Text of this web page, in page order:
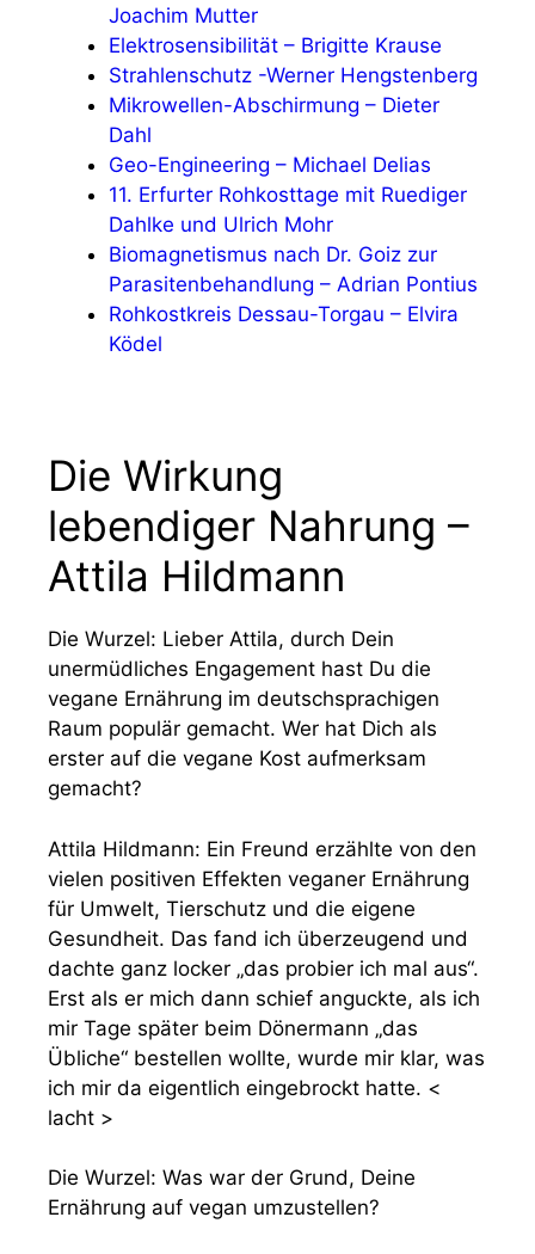
Joachim Mutter
Elektrosensibilität – Brigitte Krause
Strahlenschutz -Werner Hengstenberg
Mikrowellen-Abschirmung – Dieter
Dahl
Geo-Engineering – Michael Delias
11. Erfurter Rohkosttage mit Ruediger
Dahlke und Ulrich Mohr
Biomagnetismus nach Dr. Goiz zur
Parasitenbehandlung – Adrian Pontius
Rohkostkreis Dessau-Torgau – Elvira
Ködel
Die Wirkung
lebendiger Nahrung –
Attila Hildmann
Die Wurzel: Lieber Attila, durch Dein
unermüdliches Engagement hast Du die
vegane Ernährung im deutschsprachigen
Raum populär gemacht. Wer hat Dich als
erster auf die vegane Kost aufmerksam
gemacht?
Attila Hildmann: Ein Freund erzählte von den
vielen positiven Effekten veganer Ernährung
für Umwelt, Tierschutz und die eigene
Gesundheit. Das fand ich überzeugend und
dachte ganz locker „das probier ich mal aus“.
Erst als er mich dann schief anguckte, als ich
mir Tage später beim Dönermann „das
Übliche“ bestellen wollte, wurde mir klar, was
ich mir da eigentlich eingebrockt hatte. <
lacht >
Die Wurzel: Was war der Grund, Deine
Ernährung auf vegan umzustellen?